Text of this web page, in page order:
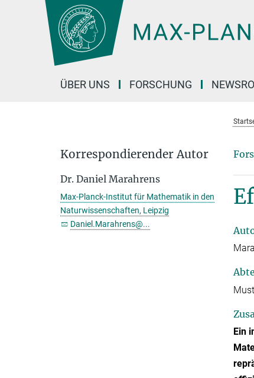
Hauptinhalt
ÜBER UNS FORSCHUNG
Ein
Korrespondierender Autor
Dr. Daniel Marahrens
Max-Planck-Institut für Mathematik in den
Naturwissenschaften, Leipzig
Daniel.Marahrens@...